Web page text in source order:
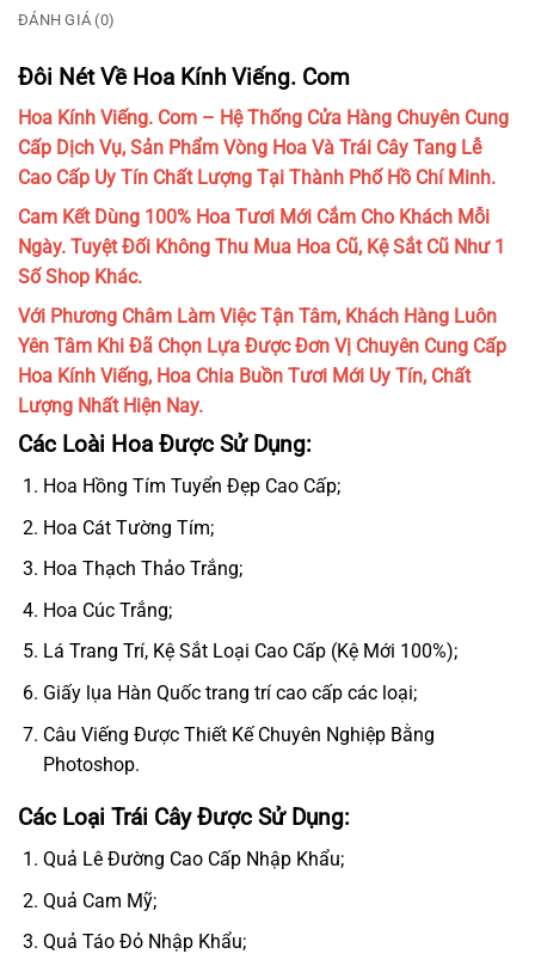
ĐÁNH GIÁ (0)
Đôi Nét Về Hoa Kính Viếng. Com
Hoa Kính Viếng. Com – Hệ Thống Cửa Hàng Chuyên Cung
Cấp Dịch Vụ, Sản Phẩm Vòng Hoa Và Trái Cây Tang Lễ
Cao Cấp Uy Tín Chất Lượng Tại Thành Phố Hồ Chí Minh.
Cam Kết Dùng 100% Hoa Tươi Mới Cắm Cho Khách Mỗi
Ngày. Tuyệt Đối Không Thu Mua Hoa Cũ, Kệ Sắt Cũ Như 1
Số Shop Khác.
Với Phương Châm Làm Việc Tận Tâm, Khách Hàng Luôn
Yên Tâm Khi Đã Chọn Lựa Được Đơn Vị Chuyên Cung Cấp
Hoa Kính Viếng, Hoa Chia Buồn Tươi Mới Uy Tín, Chất
Lượng Nhất Hiện Nay.
Các Loài Hoa Được Sử Dụng:
Hoa Hồng Tím Tuyển Đẹp Cao Cấp;
Hoa Cát Tường Tím;
Hoa Thạch Thảo Trắng;
Hoa Cúc Trắng;
Lá Trang Trí, Kệ Sắt Loại Cao Cấp (Kệ Mới 100%);
Giấy lụa Hàn Quốc trang trí cao cấp các loại;
Câu Viếng Được Thiết Kế Chuyên Nghiệp Bằng
Photoshop.
Các Loại Trái Cây Được Sử Dụng:
Quả Lê Đường Cao Cấp Nhập Khẩu;
Quả Cam Mỹ;
Quả Táo Đỏ Nhập Khẩu;